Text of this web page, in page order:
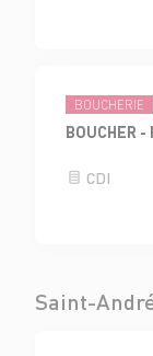
BOUCHERIE
BOUCHER -
CDI
Saint-